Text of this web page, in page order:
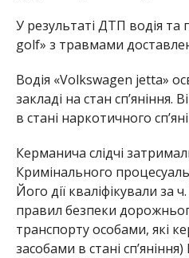
У результаті ДТП водія та
golf» з травмами
Водія «Volkswagen jetta»
закладі на стан сп’яніння.
в стані наркотичного
Керманича слідчі
Кримінального
Його дії кваліфікували за
правил безпеки
транспорту особами, які
засобами в стані